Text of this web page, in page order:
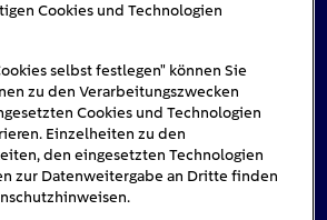
Cookies und Technologien
selbst festlegen" können Sie
zu den Verarbeitungszwecken
Cookies und Technologien
Einzelheiten zu den
den eingesetzten Technologien
zur Datenweitergabe an Dritte finden